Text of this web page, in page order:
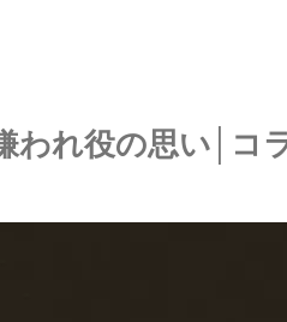
われ役の思い│コ